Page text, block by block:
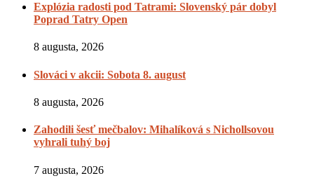
Explózia radosti pod Tatrami: Slovenský pár dobyl
Poprad Tatry Open
8 augusta, 2026
Slováci v akcii: Sobota 8. august
8 augusta, 2026
Zahodili šesť mečbalov: Mihalíková s Nichollsovou
vyhrali tuhý boj
7 augusta, 2026